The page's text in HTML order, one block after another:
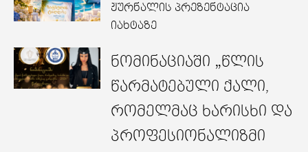
ჟურნალის პრეზენტაცია
იახტაზე
ნომინაციაში „წლის
წარმატებული ქალი,
რომელმაც ხარისხი და
პროფესიონალიზმი